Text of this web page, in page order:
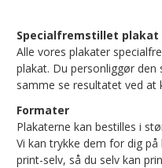
Specialfremstillet plakat
Alle vores plakater
plakat. Du personliggør
samme se resultatet ved at
Formater
Plakaterne kan bestilles i
Vi kan trykke dem for dig
print-selv, så du selv kan